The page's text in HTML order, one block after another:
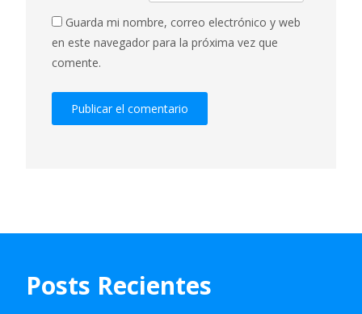
Guarda mi nombre, correo electrónico y web
en este navegador para la próxima vez que
comente.
Posts Recientes